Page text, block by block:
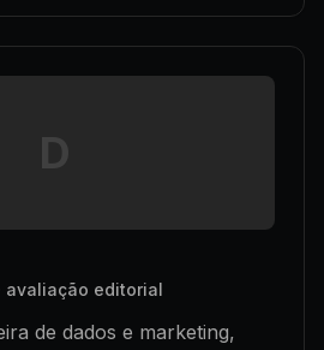
D
avaliação editorial
de dados e marketing,